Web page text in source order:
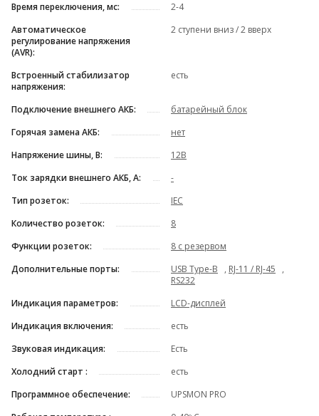
Время переключения, мс:
2-4
Автоматическое
регулирование напряжения
(AVR):
2 ступени вниз / 2 вверх
Встроенный стабилизатор
напряжения:
есть
Подключение внешнего АКБ:
батарейный блок
Горячая замена АКБ:
нет
Напряжение шины, В:
12В
Ток зарядки внешнего АКБ, А:
-
Тип розеток:
IEC
Количество розеток:
8
Функции розеток:
8 с резервом
Дополнительные порты:
USB Type-B , RJ-11 / RJ-45
,
RS232
Индикация параметров:
LCD-дисплей
Индикация включения:
есть
Звуковая индикация:
Есть
Холодний старт :
есть
Программное обеспечение:
UPSMON PRO